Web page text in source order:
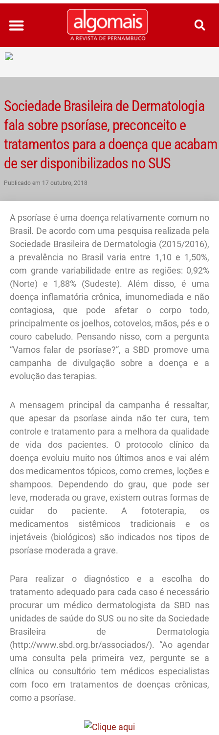
Ir
para
conteúdo
Sociedade Brasileira de Dermatologia
fala sobre psoríase, preconceito e
tratamentos para a doença que acabam
de ser disponibilizados no SUS
Publicado em 17 outubro, 2018
A psoríase é uma doença relativamente comum no
Brasil. De acordo com uma pesquisa realizada pela
Sociedade Brasileira de Dermatologia (2015/2016),
a prevalência no Brasil varia entre 1,10 e 1,50%,
com grande variabilidade entre as regiões: 0,92%
(Norte) e 1,88% (Sudeste). Além disso, é uma
doença inflamatória crônica, imunomediada e não
contagiosa, que pode afetar o corpo todo,
principalmente os joelhos, cotovelos, mãos, pés e o
couro cabeludo. Pensando nisso, com a pergunta
“Vamos falar de psoríase?”, a SBD promove uma
campanha de divulgação sobre a doença e a
evolução das terapias.
A mensagem principal da campanha é ressaltar,
que apesar da psoríase ainda não ter cura, tem
controle e tratamento para a melhora da qualidade
de vida dos pacientes. O protocolo clínico da
doença evoluiu muito nos últimos anos e vai além
dos medicamentos tópicos, como cremes, loções e
shampoos. Dependendo do grau, que pode ser
leve, moderada ou grave, existem outras formas de
cuidar do paciente. A fototerapia, os
medicamentos sistêmicos tradicionais e os
injetáveis (biológicos) são indicados nos tipos de
psoríase moderada a grave.
Para realizar o diagnóstico e a escolha do
tratamento adequado para cada caso é necessário
procurar um médico dermatologista da SBD nas
unidades de saúde do SUS ou no site da Sociedade
Brasileira de Dermatologia
(http://www.sbd.org.br/associados/). “Ao agendar
uma consulta pela primeira vez, pergunte se a
clínica ou consultório tem médicos especialistas
com foco em tratamentos de doenças crônicas,
como a psoríase.